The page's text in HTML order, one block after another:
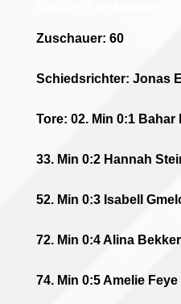
Zuschauer: 60
Schiedsrichter: Jonas
Tore: 02. Min 0:1 Bahar
33. Min 0:2 Hannah
52. Min 0:3 Isabell
72. Min 0:4 Alina
74. Min 0:5 Amelie Feye